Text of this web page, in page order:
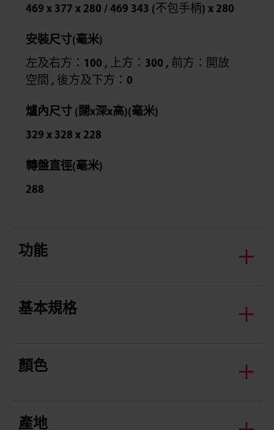
469 x 377 x 280 / 469 343 (不包手柄) x 280
安裝尺寸(毫米)
左及右方：100 , 上方：300 , 前方：開放
空間 , 後方及下方：0
爐內尺寸 (闊x深x高)(毫米)
329 x 328 x 228
轉盤直徑(毫米)
288
功能
基本規格
顏色
產地